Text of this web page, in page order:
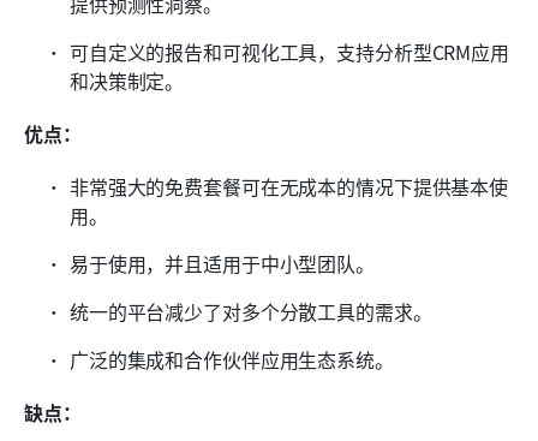
可自定义的报告和可视化工具，支持分析型CRM应用
和决策制定。
优点：
非常强大的免费套餐可在无成本的情况下提供基本使
用。
易于使用，并且适用于中小型团队。
统一的平台减少了对多个分散工具的需求。
广泛的集成和合作伙伴应用生态系统。
缺点：